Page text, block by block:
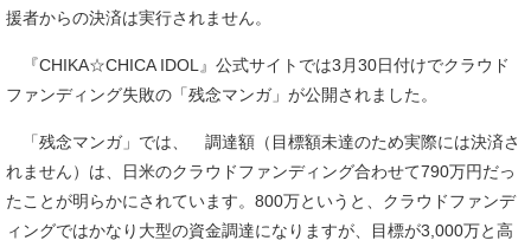
援者からの決済は実行されません。
『CHIKA☆CHICA IDOL』公式サイトでは3月30日付けでクラウド
ファンディング失敗の「残念マンガ」が公開されました。
「残念マンガ」では、 調達額（目標額未達のため実際には決済さ
れません）は、日米のクラウドファンディング合わせて790万円だっ
たことが明らかにされています。800万というと、クラウドファンデ
ィングではかなり大型の資金調達になりますが、目標が3,000万と高